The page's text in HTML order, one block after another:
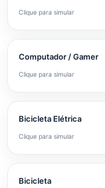
Clique para simular
Computador / Gamer
Clique para simular
Bicicleta Elétrica
Clique para simular
Bicicleta